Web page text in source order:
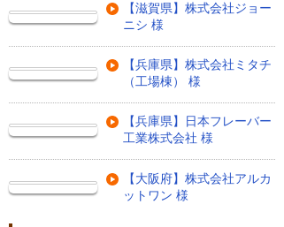
【滋賀県】株式会社ジョー
ニシ 様
【兵庫県】株式会社ミタチ
（工場棟） 様
【兵庫県】日本フレーバー
工業株式会社 様
【大阪府】株式会社アルカ
ットワン 様